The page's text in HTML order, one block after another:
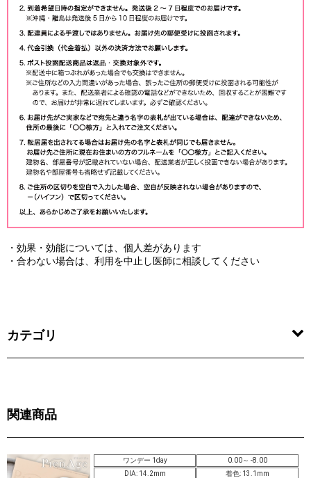
・効果・効能については、個人差があります
・合わない場合は、利用を中止し医師に相談してください
カテゴリ
関連商品
ワンデー 1day
0.00～ -8.00
DIA: 14.2mm
着色: 13.1mm